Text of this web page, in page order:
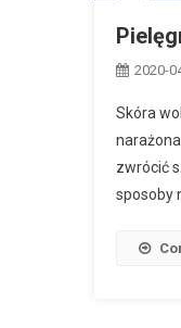
2020-
Skóra
zwrócić
sposoby